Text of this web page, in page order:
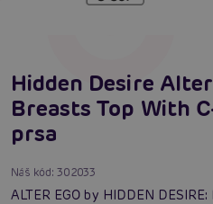
Hidden Desire
Breasts Top With
prsa
Náš kód:302033
ALTER EGO by HIDDEN